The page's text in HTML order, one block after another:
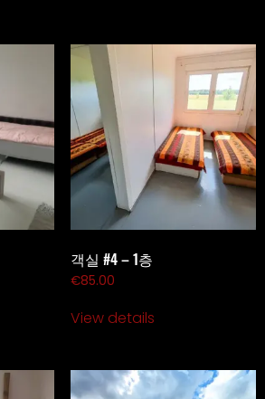
객실 #4 – 1층
€85.00
View details